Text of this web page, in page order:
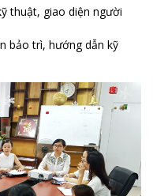
thuật, giao diện người
bảo trì, hướng dẫn kỹ